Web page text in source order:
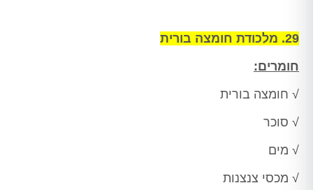
29. מלכודת חומצה בורית
חומרים:
√ חומצה בורית
√ סוכר
√ מים
√ מכסי צנצנות